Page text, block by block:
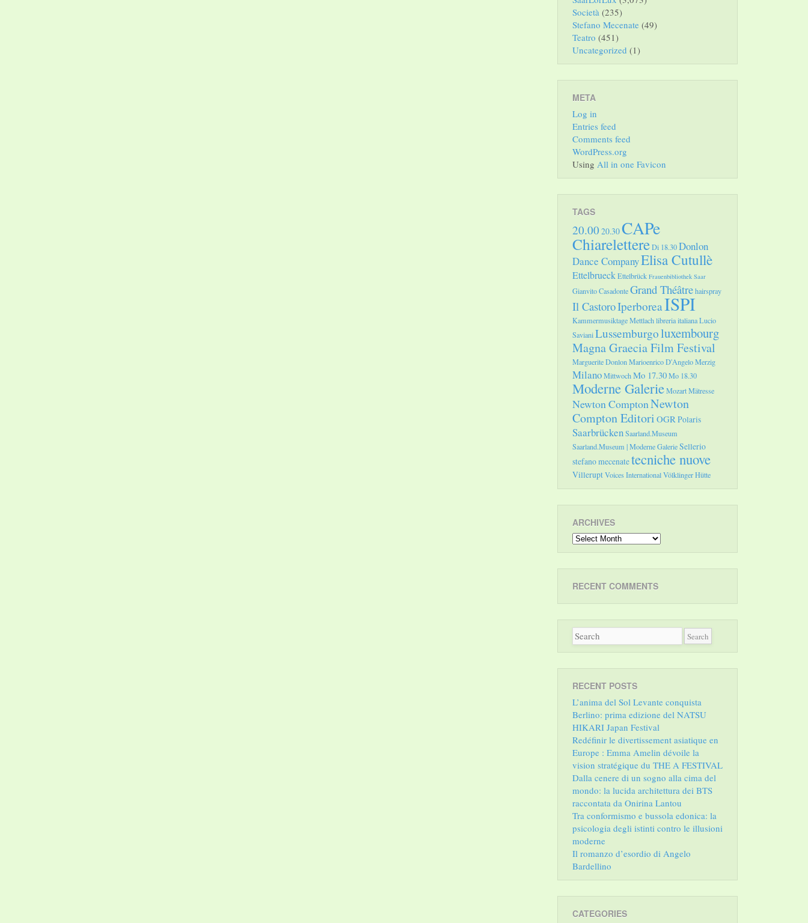
Società (235)
Stefano Mecenate (49)
Teatro (451)
Uncategorized (1)
META
Log in
Entries feed
Comments feed
WordPress.org
Using All in one Favicon
TAGS
20.00 20.30CAPe
ChiarelettereDi 18.30Donlon
Dance CompanyElisa Cutullè
EttelbrueckEttelbrück Frauenbibliothek Saar
Gianvito CasadonteGrand Théâtrehairspray
Il CastoroIperboreaISPI
Kammermusiktage Mettlachlibreria italianaLucio
SavianiLussemburgoluxembourg
Magna Graecia Film Festival
Marguerite DonlonMarioenrico D'AngeloMerzig
MilanoMittwochMo 17.30Mo 18.30
Moderne GalerieMozartMätresse
Newton ComptonNewton
Compton Editori OGRPolaris
SaarbrückenSaarland.Museum
Saarland.Museum | Moderne GalerieSellerio
stefano mecenatetecniche nuove
VilleruptVoices InternationalVölklinger Hütte
ARCHIVES
Archives
RECENT COMMENTS
RECENT POSTS
L’anima del Sol Levante conquista
Berlino: prima edizione del NATSU
HIKARI Japan Festival
Redéfinir le divertissement asiatique en
Europe : Emma Amelin dévoile la
vision stratégique du THE A FESTIVAL
Dalla cenere di un sogno alla cima del
mondo: la lucida architettura dei BTS
raccontata da Onirina Lantou
Tra conformismo e bussola edonica: la
psicologia degli istinti contro le illusioni
moderne
Il romanzo d’esordio di Angelo
Bardellino
CATEGORIES